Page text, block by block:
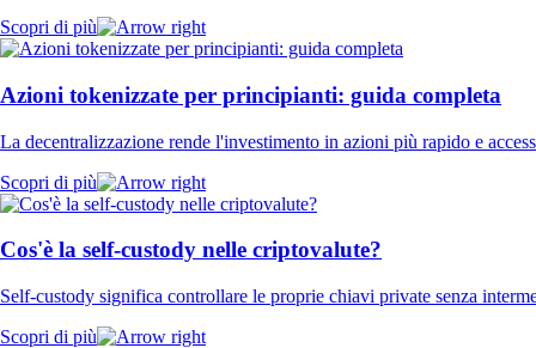
Scopri di più
Azioni tokenizzate per principianti: guida completa
La decentralizzazione rende l'investimento in azioni più rapido e
Scopri di più
Cos'è la self-custody nelle criptovalute?
Self-custody significa controllare le proprie chiavi private senza
Scopri di più